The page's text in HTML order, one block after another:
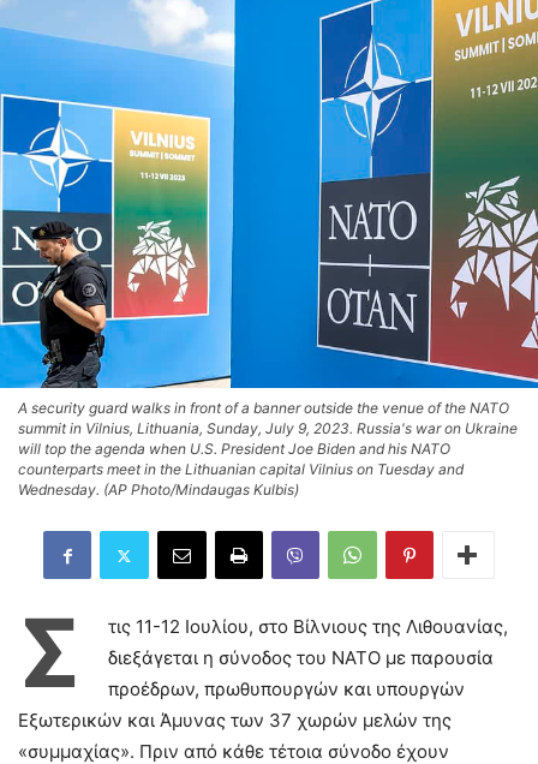
A security guard walks in front of a banner outside the venue of the NATO
summit in Vilnius, Lithuania, Sunday, July 9, 2023. Russia's war on Ukraine
will top the agenda when U.S. President Joe Biden and his NATO
counterparts meet in the Lithuanian capital Vilnius on Tuesday and
Wednesday. (AP Photo/Mindaugas Kulbis)
Σ
τις 11-12 Ιουλίου, στο Βίλνιους της Λιθουανίας,
διεξάγεται η σύνοδος του ΝΑΤΟ με παρουσία
προέδρων, πρωθυπουργών και υπουργών
Εξωτερικών και Άμυνας των 37 χωρών μελών της
«συμμαχίας». Πριν από κάθε τέτοια σύνοδο έχουν